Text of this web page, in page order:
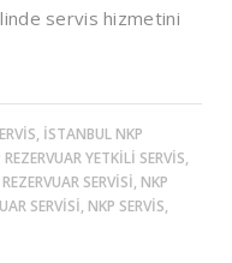
servis hizmetini
ISTANBUL NKP
YETKILI SERVIS,
SERVISI, NKP
SERVISI, NKP SERVIS,